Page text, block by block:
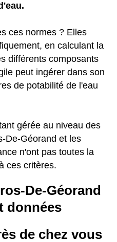
ces normes ? Elles
en calculant la
différents composants
peut ingérer dans son
de potabilité de l'eau
gérée au niveau des
De-Géorand et les
n'ont pas toutes la
ces critères.
De-Géorand
données
de chez vous